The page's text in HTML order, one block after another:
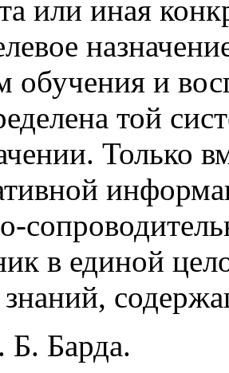
или иная
обучения и
той
Только
в единой
знаний,
Барда.